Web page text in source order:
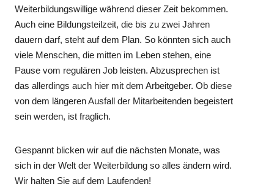
Weiterbildungswillige während dieser Zeit bekommen.
Auch eine Bildungsteilzeit, die bis zu zwei Jahren
dauern darf, steht auf dem Plan. So könnten sich auch
viele Menschen, die mitten im Leben stehen, eine
Pause vom regulären Job leisten. Abzusprechen ist
das allerdings auch hier mit dem Arbeitgeber. Ob diese
von dem längeren Ausfall der Mitarbeitenden begeistert
sein werden, ist fraglich.
Gespannt blicken wir auf die nächsten Monate, was
sich in der Welt der Weiterbildung so alles ändern wird.
Wir halten Sie auf dem Laufenden!